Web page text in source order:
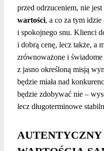
przed odrzuceniem, nie
wartości, a co za tym
i spokojnego snu. Klienci
i dobrą cenę, lecz także, a
zrównoważone i świadome
z jasno określoną misją
będzie miała nad
będzie zdobywać nie –
lecz długoterminowe